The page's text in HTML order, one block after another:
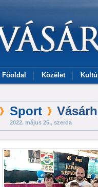
Főoldal Közélet
Sport
2022. május 25., szerda